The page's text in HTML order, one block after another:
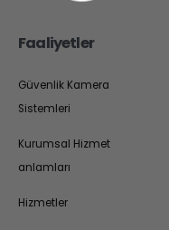
Faaliyetler
Güvenlik Kamera
Sistemleri
Kurumsal Hizmet
anlamları
Hizmetler